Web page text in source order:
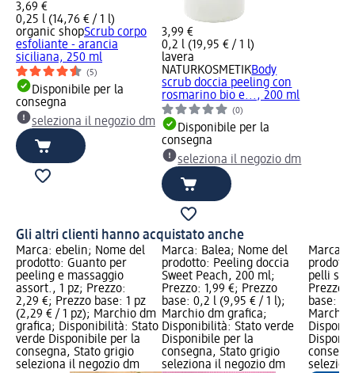
3,69 €
0,25 l (14,76 € / 1 l)
organic shopScrub corpo
esfoliante - arancia
siciliana, 250 ml
(5)
Disponibile per la
consegna
seleziona il negozio dm
3,99 €
0,2 l (19,95 € / 1 l)
lavera
NATURKOSMETIKBody
scrub doccia peeling con
rosmarino bio e..., 200 ml
(0)
Disponibile per la
consegna
seleziona il negozio dm
Gli altri clienti hanno acquistato anche
Marca: ebelin; Nome del
prodotto: Guanto per
peeling e massaggio
assort., 1 pz; Prezzo:
2,29 €; Prezzo base: 1 pz
(2,29 € / 1 pz); Marchio dm
grafica; Disponibilità: Stato
verde Disponibile per la
consegna, Stato grigio
seleziona il negozio dm
Marca: Balea; Nome del
prodotto: Peeling doccia
Sweet Peach, 200 ml;
Prezzo: 1,99 €; Prezzo
base: 0,2 l (9,95 € / 1 l);
Marchio dm grafica;
Disponibilità: Stato verde
Disponibile per la
consegna, Stato grigio
seleziona il negozio dm
Marca:
pelli
Prezzo:
base:
Marchio